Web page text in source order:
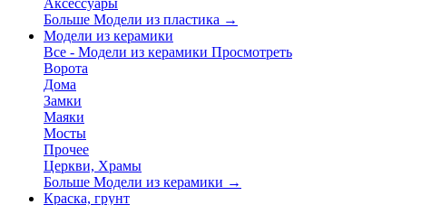
Аксессуары
Больше Модели из пластика →
Модели из керамики
Все - Модели из керамики Просмотреть
Ворота
Дома
Замки
Маяки
Мосты
Прочее
Церкви, Храмы
Больше Модели из керамики →
Краска, грунт